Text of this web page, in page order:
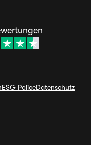
ESG PoliceDatenschutz